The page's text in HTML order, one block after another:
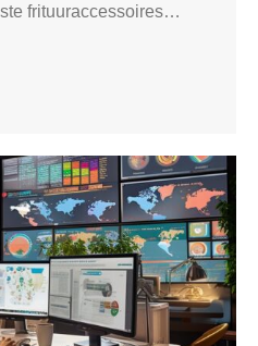
frituuraccessoires…